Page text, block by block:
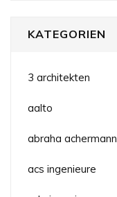
KATEGORIEN
3 architekten
aalto
abraha achermann
acs ingenieure